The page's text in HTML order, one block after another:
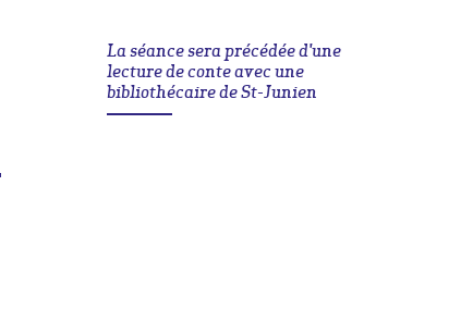
La séance sera précédée d'une
lecture de conte avec une
bibliothécaire de St-Junien